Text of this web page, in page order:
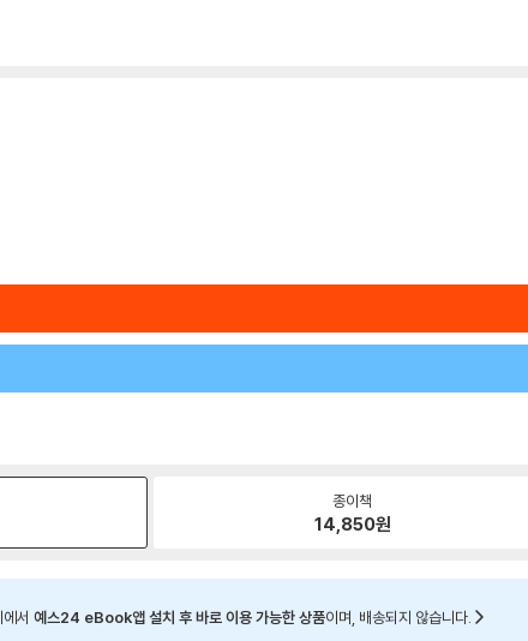
종이책
14,850원
서 예스24 eBook앱 설치 후 바로 이용 가능한 상품이며, 배송되지 않습니다.